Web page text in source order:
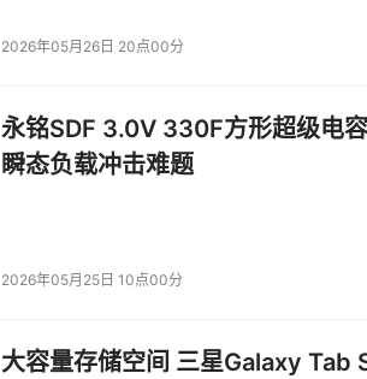
2026年05月26日 20点00分
永铭SDF 3.0V 330F方形超级电
瞬态负载冲击难题
2026年05月25日 10点00分
大容量存储空间 三星Galaxy Tab